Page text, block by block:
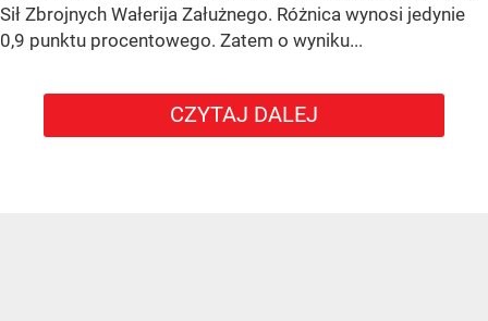
Sił Zbrojnych Wałerija Załużnego. Różnica wynosi jedynie
0,9 punktu procentowego. Zatem o wyniku...
CZYTAJ DALEJ